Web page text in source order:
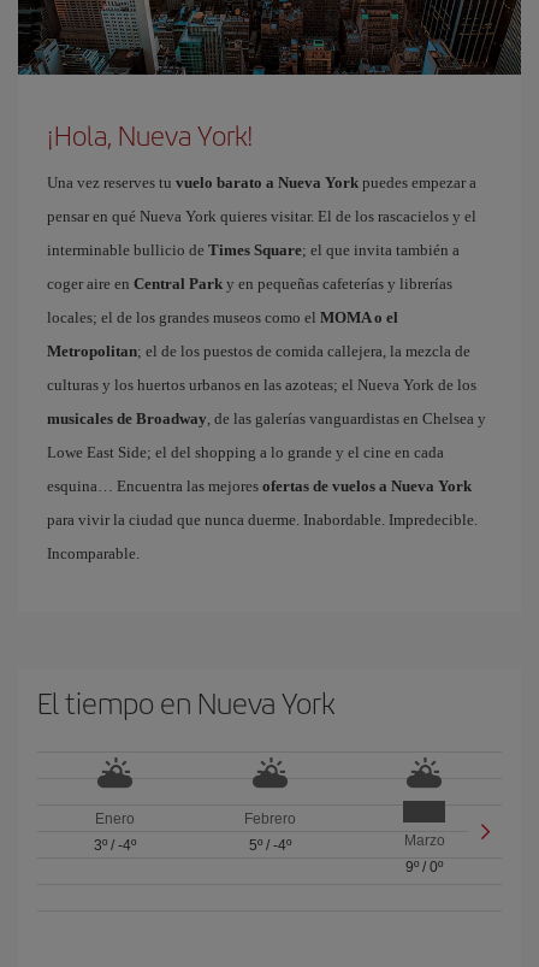
¡Hola, Nueva York!
Una vez reserves tu vuelo barato a Nueva York puedes empezar a
pensar en qué Nueva York quieres visitar. El de los rascacielos y el
interminable bullicio de Times Square; el que invita también a
coger aire en Central Park y en pequeñas cafeterías y librerías
locales; el de los grandes museos como el MOMA o el
Metropolitan; el de los puestos de comida callejera, la mezcla de
culturas y los huertos urbanos en las azoteas; el Nueva York de los
musicales de Broadway, de las galerías vanguardistas en Chelsea y
Lowe East Side; el del shopping a lo grande y el cine en cada
esquina… Encuentra las mejores ofertas de vuelos a Nueva York
para vivir la ciudad que nunca duerme. Inabordable. Impredecible.
Incomparable.
El tiempo en Nueva York
Enero
3º/ -4º
Febrero
5º/ -4º
Marzo
9º /0º